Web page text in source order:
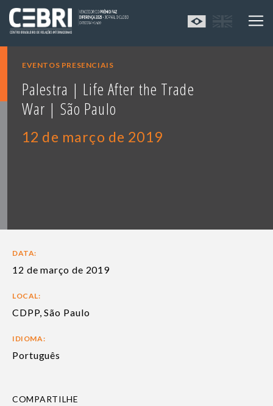
EVENTOS PRESENCIAIS
Palestra | Life After the Trade
War | São Paulo
12 de março de 2019
DATA:
12 de março de 2019
LOCAL:
CDPP, São Paulo
IDIOMA:
Português
COMPARTILHE